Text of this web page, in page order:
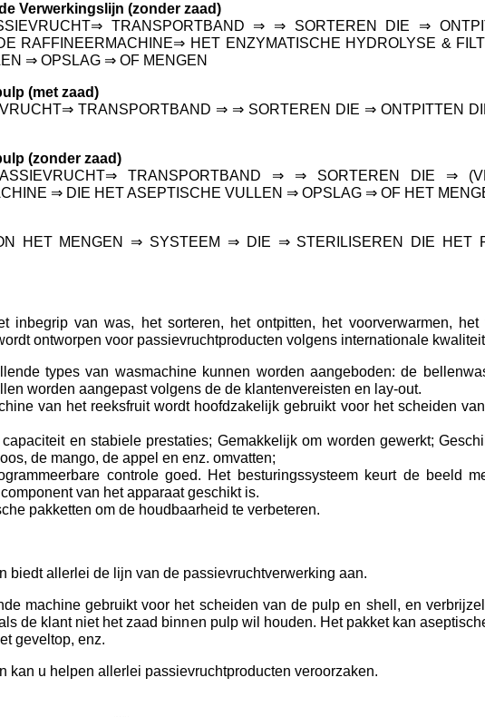
Verwerkingslijn (zonder zaad)
TRANSPORTBAND ⇒ ⇒ SORTEREN DIE ⇒
RAFFINEERMACHINE⇒ HET ENZYMATISCHE HYDROLYSE &
⇒ OPSLAG ⇒ OF MENGEN
(met zaad)
TRANSPORTBAND ⇒ ⇒ SORTEREN DIE ⇒ ONTPITTEN
(zonder zaad)
TRANSPORTBAND ⇒ ⇒ SORTEREN DIE ⇒
⇒ DIE HET ASEPTISCHE VULLEN ⇒ OPSLAG ⇒ OF HET
HET MENGEN ⇒ SYSTEEM ⇒ DIE ⇒ STERILISEREN DIE HET
inbegrip van was, het sorteren, het ontpitten, het voorverwarmen,
ontworpen voor passievruchtproducten volgens internationale
types van wasmachine kunnen worden aangeboden: de
worden aangepast volgens de de klantenvereisten en lay-out.
van het reeksfruit wordt hoofdzakelijk gebruikt voor het scheiden
capaciteit en stabiele prestaties; Gemakkelijk om worden gewerkt;
de mango, de appel en enz. omvatten;
controle goed. Het besturingssysteem keurt de beeld
van het apparaat geschikt is.
pakketten om de houdbaarheid te verbeteren.
biedt allerlei de lijn van de passievruchtverwerking aan.
machine gebruikt voor het scheiden van de pulp en shell, en
de klant niet het zaad binnen pulp wil houden. Het pakket kan
geveltop, enz.
kan u helpen allerlei passievruchtproducten veroorzaken.